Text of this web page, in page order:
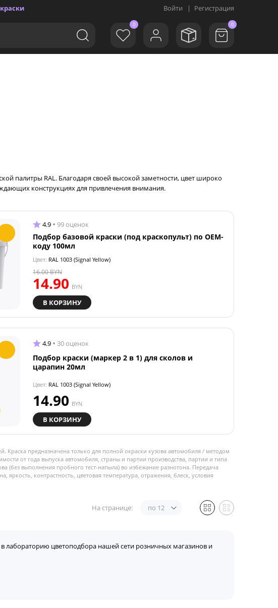
Войти | Регистрация
0 0
палитры RAL. Благодаря своей высокой заметности, цвет широко
конструкциях для привлечения внимания.
4.9 99 оценок
Подбор базовой краски (под краскопульт) по OEM-
коду 100мл
Цвет: RAL 1003 (Signal Yellow)
14.90 BYN
16.00BYN
В КОРЗИНУ
4.9 30 оценок
Подбор краски (маркер 2 в 1) для сколов и
царапин 20мл
Цвет: RAL 1003 (Signal Yellow)
14.90 BYN
В КОРЗИНУ
Краска предназначена только для полной окраски кузова автомобиля / методом
от года выпуска автомобиля, страны и партии производства, партии и типа
(без выполнения пробного тест-напыла) во избежание разнотона. Передача
яркость, контрастность, цветовая температура, отражения, блеск, условия
На странице: по 12
цветоподбора нашей сети розничных магазинов и